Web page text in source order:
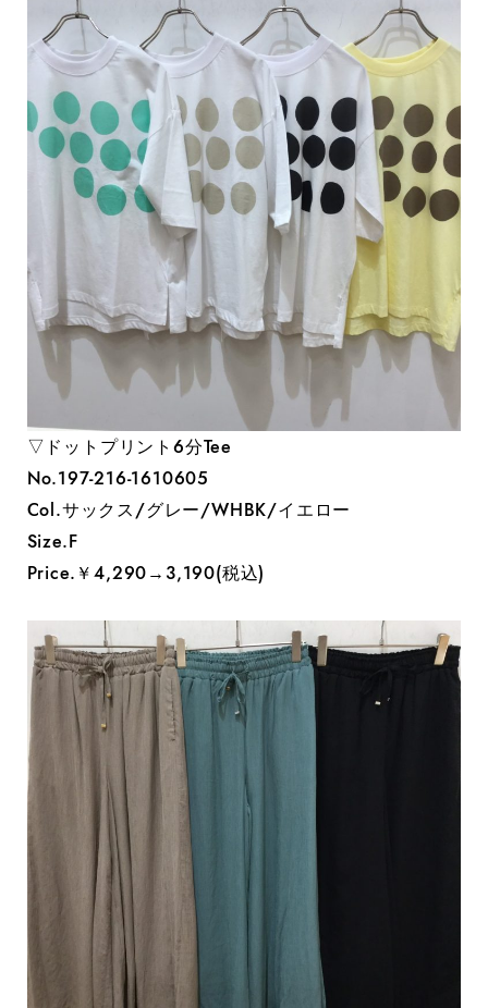
▽ドットプリント6分Tee
No.197-216-1610605
Col.サックス/グレー/WHBK/イエロー
Size.F
Price.￥4,290→3,190(税込)